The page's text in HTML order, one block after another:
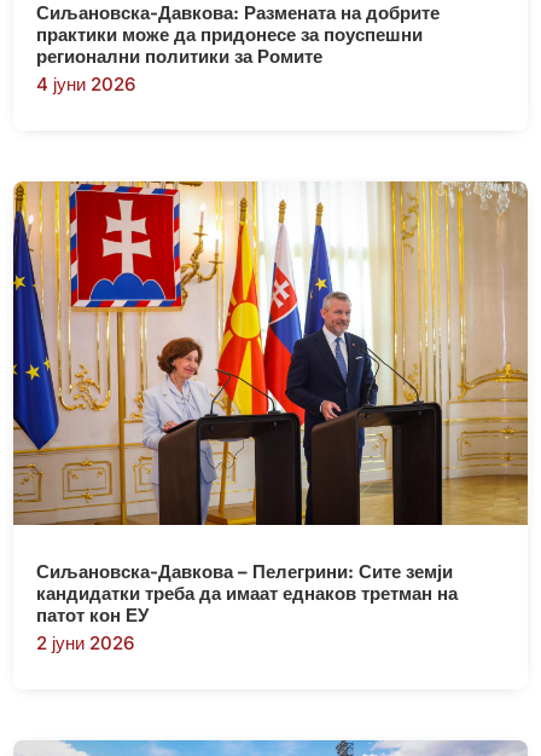
Сиљановска-Давкова: Размената на добрите
практики може да придонесе за поуспешни
регионални политики за Ромите
4 јуни 2026
Сиљановска-Давкова – Пелегрини: Сите земји
кандидатки треба да имаат еднаков третман на
патот кон ЕУ
2 јуни 2026